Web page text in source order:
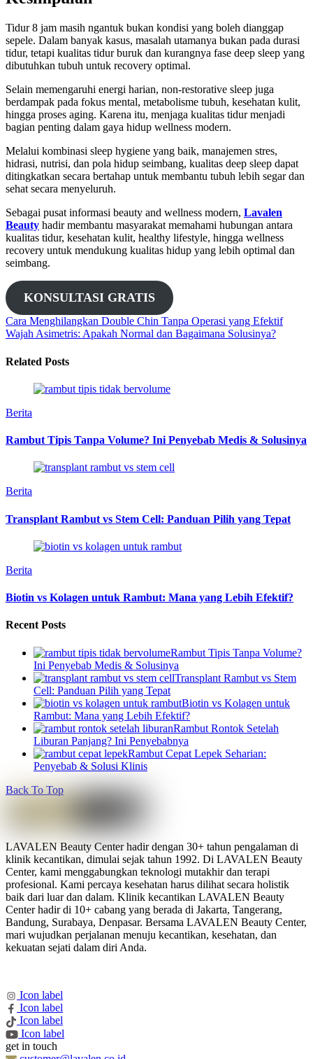
Tidur 8 jam masih ngantuk bukan kondisi yang boleh dianggap
sepele. Dalam banyak kasus, masalah utamanya bukan pada durasi
tidur, tetapi kualitas tidur buruk dan kurangnya fase deep sleep yang
dibutuhkan tubuh untuk recovery optimal.
Selain memengaruhi energi harian, non-restorative sleep juga
berdampak pada fokus mental, metabolisme tubuh, kesehatan kulit,
hingga proses aging. Karena itu, menjaga kualitas tidur menjadi
bagian penting dalam gaya hidup wellness modern.
Melalui kombinasi sleep hygiene yang baik, manajemen stres,
hidrasi, nutrisi, dan pola hidup seimbang, kualitas deep sleep dapat
ditingkatkan secara bertahap untuk membantu tubuh lebih segar dan
sehat secara menyeluruh.
Sebagai pusat informasi beauty and wellness modern, Lavalen
Beauty hadir membantu masyarakat memahami hubungan antara
kualitas tidur, kesehatan kulit, healthy lifestyle, hingga wellness
recovery untuk mendukung kualitas hidup yang lebih optimal dan
seimbang.
KONSULTASI GRATIS
Cara Menghilangkan Double Chin Tanpa Operasi yang Efektif
Wajah Asimetris: Apakah Normal dan Bagaimana Solusinya?
Related Posts
Berita
Rambut Tipis Tanpa Volume? Ini Penyebab Medis & Solusinya
Berita
Transplant Rambut vs Stem Cell: Panduan Pilih yang Tepat
Berita
Biotin vs Kolagen untuk Rambut: Mana yang Lebih Efektif?
Recent Posts
Rambut Tipis Tanpa Volume?
Ini Penyebab Medis & Solusinya
Transplant Rambut vs Stem
Cell: Panduan Pilih yang Tepat
Biotin vs Kolagen untuk
Rambut: Mana yang Lebih Efektif?
Rambut Rontok Setelah
Liburan Panjang? Ini Penyebabnya
Rambut Cepat Lepek Seharian:
Penyebab & Solusi Klinis
Back To Top
LAVALEN Beauty Center hadir dengan 30+ tahun pengalaman di
klinik kecantikan, dimulai sejak tahun 1992. Di LAVALEN Beauty
Center, kami menggabungkan teknologi mutakhir dan terapi
profesional. Kami percaya kesehatan harus dilihat secara holistik
baik dari luar dan dalam. Klinik kecantikan LAVALEN Beauty
Center hadir di 10+ cabang yang berada di Jakarta, Tangerang,
Bandung, Surabaya, Denpasar. Bersama LAVALEN Beauty Center,
mari wujudkan perjalanan menuju kecantikan, kesehatan, dan
kekuatan sejati dalam diri Anda.
Icon label
Icon label
Icon label
Icon label
get in touch